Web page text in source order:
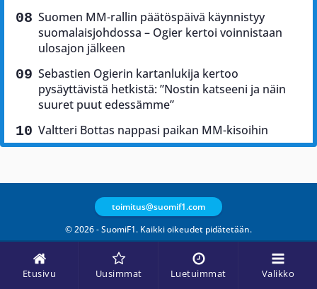
Etusivu Uusimmat Luetuimmat Valikko
Suomen MM-rallin päätöspäivä käynnistyy
suomalaisjohdossa – Ogier kertoi voinnistaan
ulosajon jälkeen
Sebastien Ogierin kartanlukija kertoo
pysäyttävistä hetkistä: ”Nostin katseeni ja näin
suuret puut edessämme”
Valtteri Bottas nappasi paikan MM-kisoihin
© 2026 - SuomiF1. Kaikki oikeudet pidätetään.
toimitus@suomif1.com